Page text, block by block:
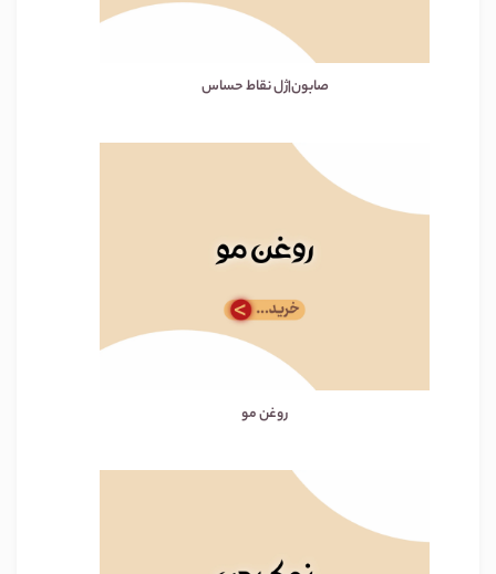
صابون|ژل نقاط حساس
روغن مو